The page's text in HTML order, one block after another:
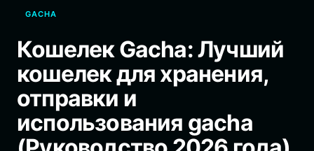
繁體中文
Bahasa Indonesia
ภาษาไทย
Español
Português (Brasil)
Español (Argentina)
GACHA
Кошелек Gacha: Лучший
кошелек для хранения,
отправки и
использования gacha